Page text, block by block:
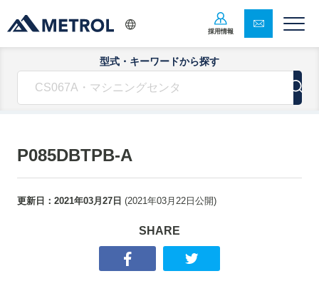
採用情報
型式・キーワードから探す
P085DBTPB-A
更新日： 2021年03月27日 (2021年03月22日 公開)
SHARE